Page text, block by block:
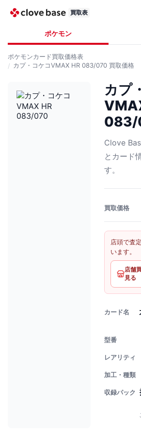
買取表
ポケモン
ポケモンカード買取価格表
カプ・コケコVMAX HR 083/070 買取価格
カプ
083/
Clove
とカード
す。
買取価格
店頭で査
います。
店舗
見る
カード名
型番
レアリティ
加工・種類
収録パック